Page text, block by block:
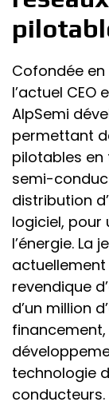
Cofondée en
l’actuel CEO
AlpSemi
permettant
pilotables
semi-
distribution
logiciel, pour
l’énergie. La
actuellement
revendique
d’un million
technologie
conducteurs.